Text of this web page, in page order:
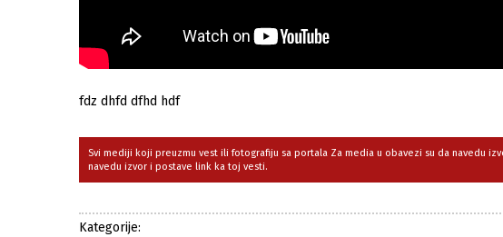
fdz dhfd dfhd hdf
Svi mediji koji preuzmu vest ili fotografiju sa portala Za media u obavezi su da navedu
navedu izvor i postave link ka toj vesti.
Kategorije: